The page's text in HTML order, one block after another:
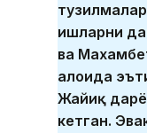
ишларни
ва
алоҳида
Жайиқ
кетган.